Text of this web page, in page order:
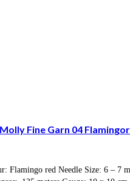
Fine Garn 04
Flamingo red Needle Size: 6 – 7